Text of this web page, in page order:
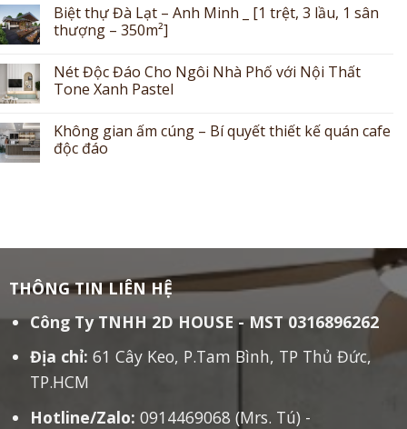
Biệt thự Đà Lạt – Anh Minh _ [1 trệt, 3 lầu, 1 sân
thượng – 350m²]
Nét Độc Đáo Cho Ngôi Nhà Phố với Nội Thất
Tone Xanh Pastel
Không gian ấm cúng – Bí quyết thiết kế quán cafe
độc đáo
THÔNG TIN LIÊN HỆ
Công Ty TNHH 2D HOUSE - MST 0316896262
Địa chỉ: 61 Cây Keo, P.Tam Bình, TP Thủ Đức,
TP.HCM
Hotline/Zalo: 0914469068 (Mrs. Tú) -